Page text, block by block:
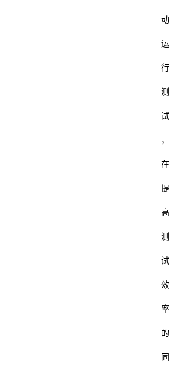
动
运
行
测
试
，
在
提
高
测
试
效
率
的
同